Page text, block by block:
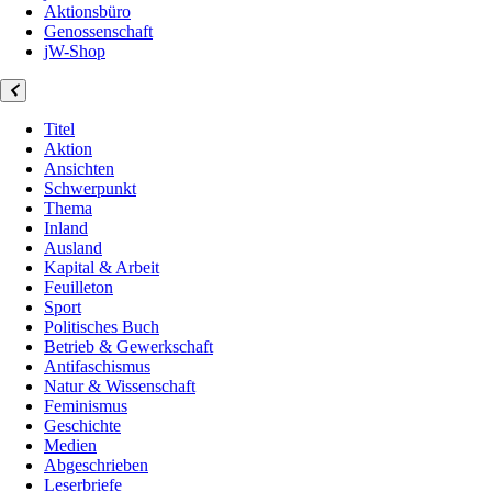
Aktionsbüro
Genossenschaft
jW-Shop
Titel
Aktion
Ansichten
Schwerpunkt
Thema
Inland
Ausland
Kapital & Arbeit
Feuilleton
Sport
Politisches Buch
Betrieb & Gewerkschaft
Antifaschismus
Natur & Wissenschaft
Feminismus
Geschichte
Medien
Abgeschrieben
Leserbriefe